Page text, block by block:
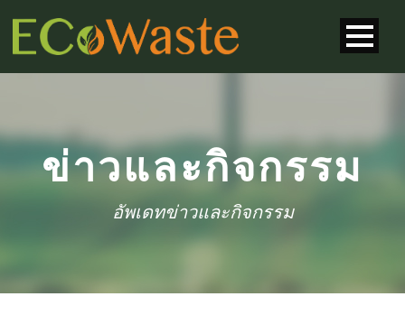
ข่าวและกิจกรรม
อัพเดทข่าวและกิจกรรม